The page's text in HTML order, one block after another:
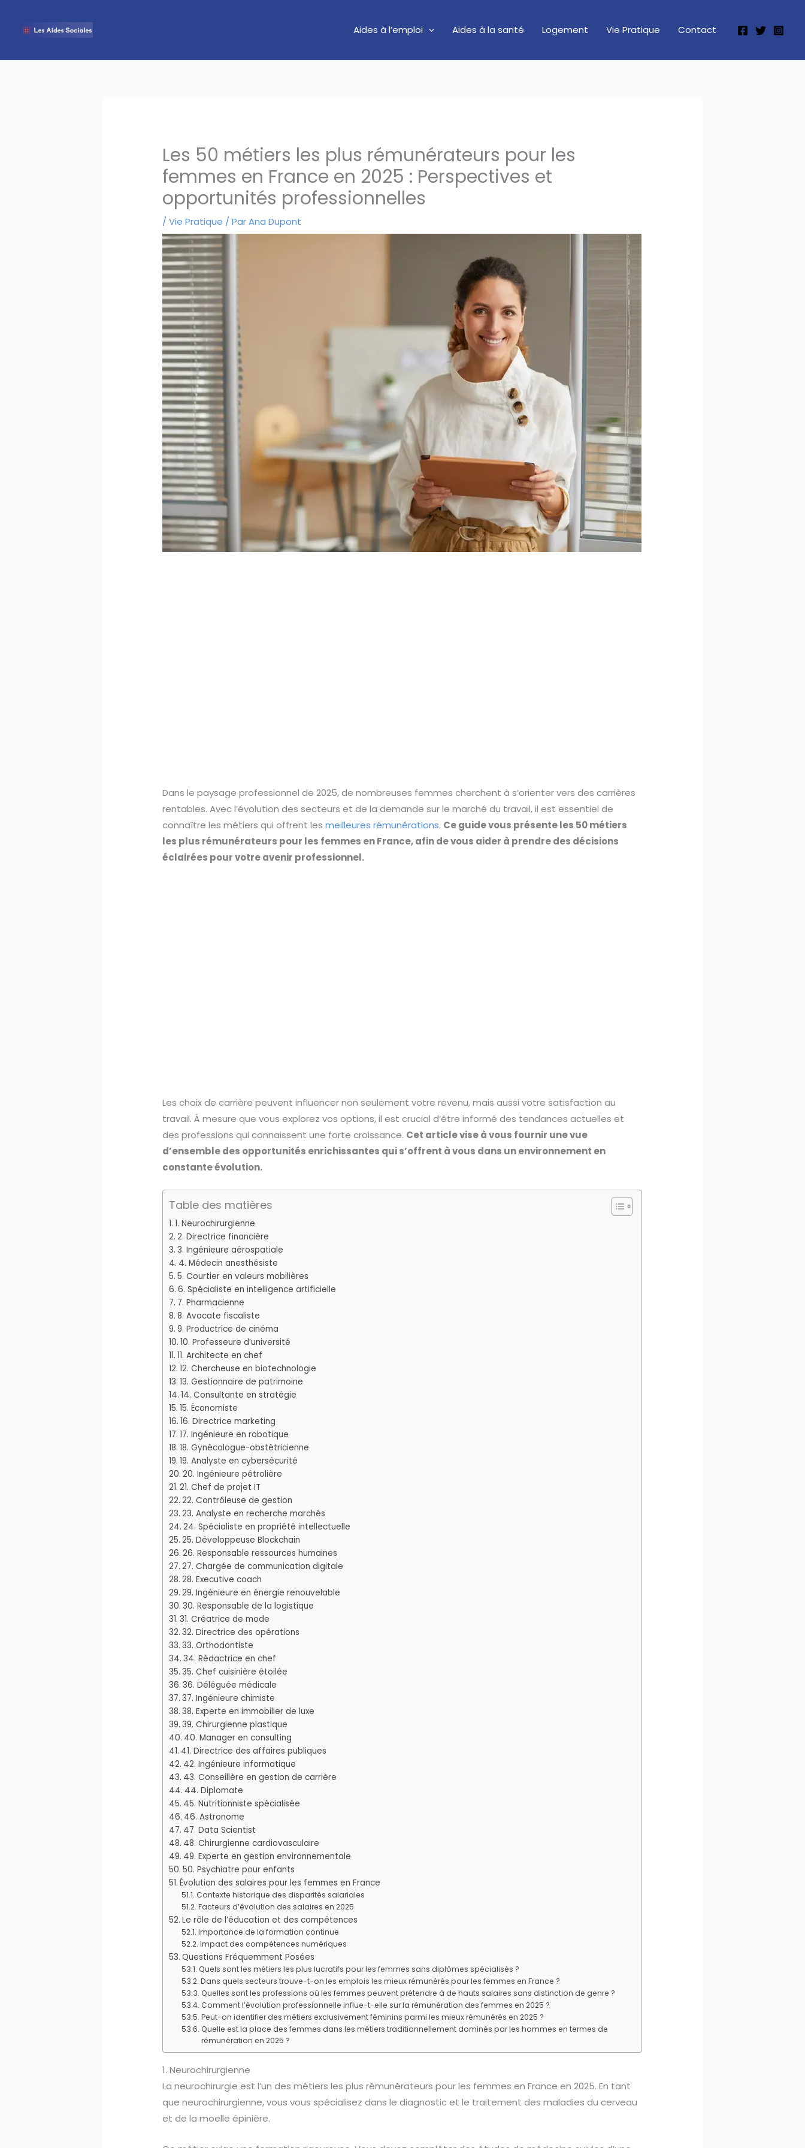
Aides à l’emploi Aides à la santé Logement Vie Pratique Contact
Les 50 métiers les plus rémunérateurs pour les
femmes en France en 2025 : Perspectives et
opportunités professionnelles
/Vie Pratique / ParAna Dupont
Dans le paysage professionnel de 2025, de nombreuses femmes cherchent à s’orienter vers des carrières
rentables. Avec l’évolution des secteurs et de la demande sur le marché du travail, il est essentiel de
connaître les métiers qui offrent lesmeilleures rémunérations. Ce guide vous présente les 50 métiers
les plus rémunérateurs pour les femmes en France, afin de vous aider à prendre des décisions
éclairées pour votre avenir professionnel.
Les choix de carrière peuvent influencer non seulement votre revenu, mais aussi votre satisfaction au
travail. À mesure que vous explorez vos options, il est crucial d’être informé des tendances actuelles et
des professions qui connaissent une forte croissance. Cet article vise à vous fournir une vue
d’ensemble des opportunités enrichissantes qui s’offrent à vous dans un environnement en
constante évolution.
Table des matières
1. Neurochirurgienne
2. Directrice financière
3. Ingénieure aérospatiale
4. Médecin anesthésiste
5. Courtier en valeurs mobilières
6. Spécialiste en intelligence artificielle
7. Pharmacienne
8. Avocate fiscaliste
9. Productrice de cinéma
10. Professeure d’université
11. Architecte en chef
12. Chercheuse en biotechnologie
13. Gestionnaire de patrimoine
14. Consultante en stratégie
15. Économiste
16. Directrice marketing
17. Ingénieure en robotique
18. Gynécologue-obstétricienne
19. Analyste en cybersécurité
20. Ingénieure pétrolière
21. Chef de projet IT
22. Contrôleuse de gestion
23. Analyste en recherche marchés
24. Spécialiste en propriété intellectuelle
25. Développeuse Blockchain
26. Responsable ressources humaines
27. Chargée de communication digitale
28. Executive coach
29. Ingénieure en énergie renouvelable
30. Responsable de la logistique
31. Créatrice de mode
32. Directrice des opérations
33. Orthodontiste
34. Rédactrice en chef
35. Chef cuisinière étoilée
36. Déléguée médicale
37. Ingénieure chimiste
38. Experte en immobilier de luxe
39. Chirurgienne plastique
40. Manager en consulting
41. Directrice des affaires publiques
42. Ingénieure informatique
43. Conseillère en gestion de carrière
44. Diplomate
45. Nutritionniste spécialisée
46. Astronome
47. Data Scientist
48. Chirurgienne cardiovasculaire
49. Experte en gestion environnementale
50. Psychiatre pour enfants
Évolution des salaires pour les femmes en France
Contexte historique des disparités salariales
Facteurs d’évolution des salaires en 2025
Le rôle de l’éducation et des compétences
Importance de la formation continue
Impact des compétences numériques
Questions Fréquemment Posées
Quels sont les métiers les plus lucratifs pour les femmes sans diplômes spécialisés ?
Dans quels secteurs trouve-t-on les emplois les mieux rémunérés pour les femmes en France ?
Quelles sont les professions où les femmes peuvent prétendre à de hauts salaires sans distinction de genre ?
Comment l’évolution professionnelle influe-t-elle sur la rémunération des femmes en 2025 ?
Peut-on identifier des métiers exclusivement féminins parmi les mieux rémunérés en 2025 ?
Quelle est la place des femmes dans les métiers traditionnellement dominés par les hommes en termes de
rémunération en 2025 ?
1. Neurochirurgienne
La neurochirurgie est l’un des métiers les plus rémunérateurs pour les femmes en France en 2025. En tant
que neurochirurgienne, vous vous spécialisez dans le diagnostic et le traitement des maladies du cerveau
et de la moelle épinière.